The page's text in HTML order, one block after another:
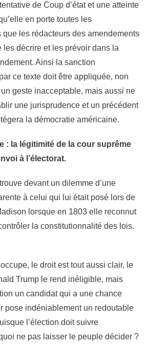
de Coup d’état et une atteinte
en porte toutes les
les rédacteurs des amendements
décrire et les prévoir dans la
Ainsi la sanction
ce texte doit être appliquée, non
geste inacceptable, mais aussi ne
une jurisprudence et un précédent
la démocratie américaine.
: la légitimité de la cour suprême
à l’électorat.
devant un dilemme d’une
à celui qui lui était posé lors de
lorsque en 1803 elle reconnut
la constitutionnalité des lois.
le droit est tout aussi clair, le
Trump le rend inéligible, mais
un candidat qui a une chance
pose indéniablement un redoutable
l’élection doit suivre
ne pas laisser le peuple décider ?